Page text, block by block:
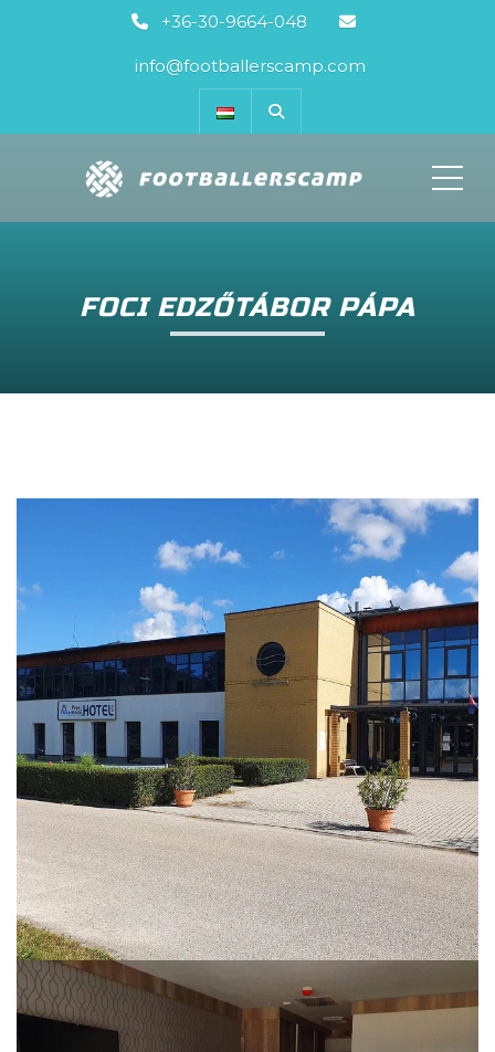
+36-30-9664-048
info@footballerscamp.com
FOCI EDZŐTÁBOR PÁPA